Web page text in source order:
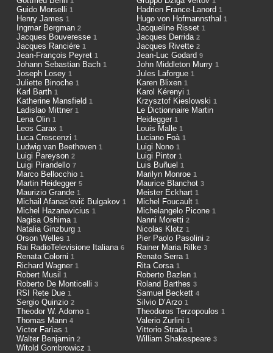
Guido Morselli 1 Hadrien France-Lanord 1
Henry James 1 Hugo von Hofmannsthal 1
Ingmar Bergman 2 Jacqueline Risset 1
Jacques Bouveresse 1 Jacques Derrida 2
Jacques Ranciére 1 Jacques Rivette 2
Jean-François Peyret 1 Jean-Luc Godard 9
Johann Sebastian Bach 1 John Middleton Murry 1
Joseph Losey 1 Jules Laforgue 1
Juliette Binoche 1 Karen Blixen 1
Karl Barth 1 Karol Kérenyi 1
Katherine Mansfield 1 Krzysztof Kieslowski 1
Ladislao Mittner 1
Le Dictionnaire Martin
Heidegger 1
Lena Olin 1
Leos Carax 1 Louis Malle 1
Luca Crescenzi 1 Luciano Foà 1
Ludwig van Beethoven 1 Luigi Nono 1
Luigi Pareyson 2 Luigi Pintor 1
Luigi Pirandello 7 Luis Buñuel 1
Marco Bellocchio 1 Marilyn Monroe 1
Martin Heidegger 5 Maurice Blanchot 3
Maurizio Grande 1 Meister Eckhart 1
Michail Afanas’evič Bulgakov 1 Michel Foucault 1
Michel Hazanavicius 1 Michelangelo Picone 1
Nagisa Oshima 1 Nanni Moretti 2
Natalia Ginzburg 1 Nicolas Klotz 1
Orson Welles 1 Pier Paolo Pasolini 2
Rai RadioTelevisione Italiana 6 Rainer Maria Rilke 3
Renata Colorni 1 Renato Serra 1
Richard Wagner 1 Rita Corsa 1
Robert Musil 1 Roberto Bazlen 1
Roberto De Monticelli 3 Roland Barthes 3
RSI Rete Due 1 Samuel Beckett 4
Sergio Quinzio 2 Silvio D’Arzo 1
Theodor W. Adorno 1 Theodoros Terzopoulos 1
Thomas Mann 4 Valerio Zurlini 1
Victor Farìas 1 Vittorio Strada 1
Walter Benjamin 2 William Shakespeare 3
Witold Gombrowicz 1